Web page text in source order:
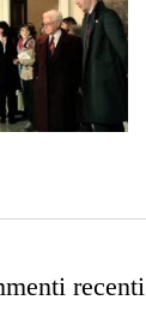
recenti